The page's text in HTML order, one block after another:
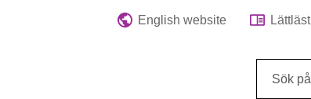
English website Lättläst